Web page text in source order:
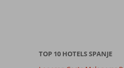
TOP 10 HOTELS SPANJE